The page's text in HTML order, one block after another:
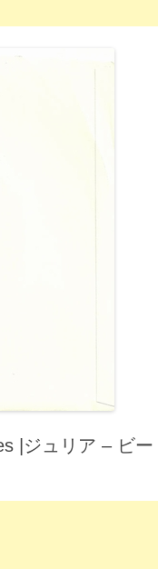
|ジュリア – ビー